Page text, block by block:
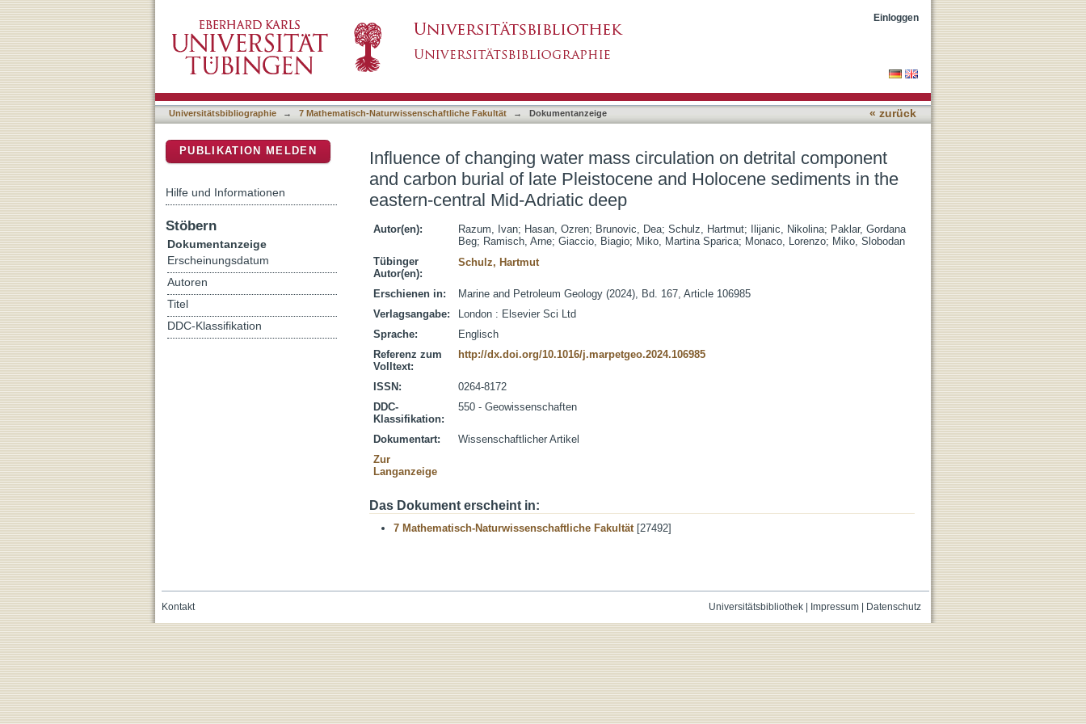
Pleistocene and Holocene sediments in the eastern-central Mid-Adriatic deep
Einloggen
Universitätsbibliographie → 7 Mathematisch-Naturwissenschaftliche Fakultät → Dokumentanzeige « zurück
Influence of changing water mass circulation on detrital component
and carbon burial of late Pleistocene and Holocene sediments in the
eastern-central Mid-Adriatic deep
Autor(en): Razum, Ivan; Hasan, Ozren; Brunovic, Dea; Schulz, Hartmut; Ilijanic, Nikolina; Paklar, Gordana
Beg; Ramisch, Arne; Giaccio, Biagio; Miko, Martina Sparica; Monaco, Lorenzo; Miko, Slobodan
Tübinger
Autor(en):
Schulz, Hartmut
Erschienen in:
Marine and Petroleum Geology (2024), Bd. 167, Article 106985
Verlagsangabe:
London : Elsevier Sci Ltd
Sprache:
Englisch
Referenz zum
Volltext:
http://dx.doi.org/10.1016/j.marpetgeo.2024.106985
ISSN:
0264-8172
DDC-
Klassifikation:
550 - Geowissenschaften
Dokumentart:
Wissenschaftlicher Artikel
Zur
Langanzeige
Das Dokument erscheint in:
7 Mathematisch-Naturwissenschaftliche Fakultät[27492]
PUBLIKATION MELDEN
Hilfe und Informationen
Stöbern
Dokumentanzeige
Erscheinungsdatum
Autoren
Titel
DDC-Klassifikation
Universitätsbibliothek| Impressum| Datenschutz
Kontakt